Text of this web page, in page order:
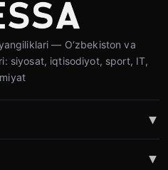
— O‘zbekiston va
siyosat, iqtisodiyot, sport, IT,